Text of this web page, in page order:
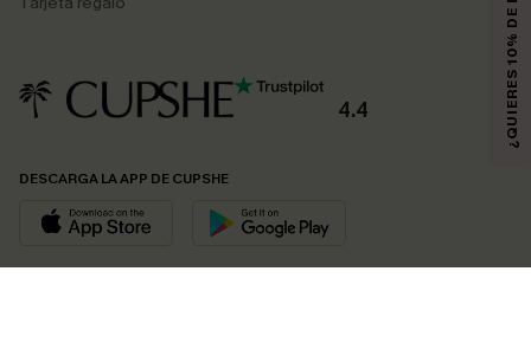
4.4
DESCARGA LA APP DE CUPSHE